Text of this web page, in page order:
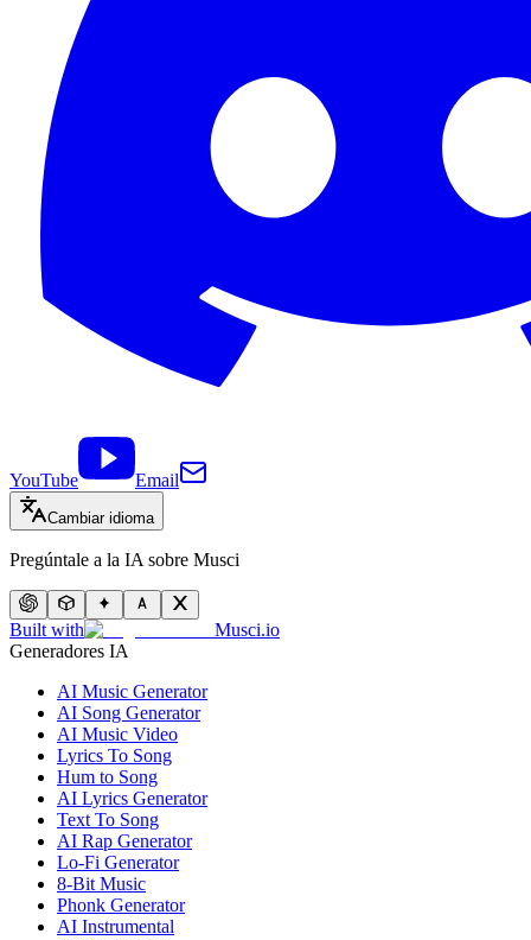
YouTube Email
Cambiar idioma
Pregúntale a la IA sobre Musci
Built with
Musci.io
Generadores IA
AI Music Generator
AI Song Generator
AI Music Video
Lyrics To Song
Hum to Song
AI Lyrics Generator
Text To Song
AI Rap Generator
Lo-Fi Generator
8-Bit Music
Phonk Generator
AI Instrumental